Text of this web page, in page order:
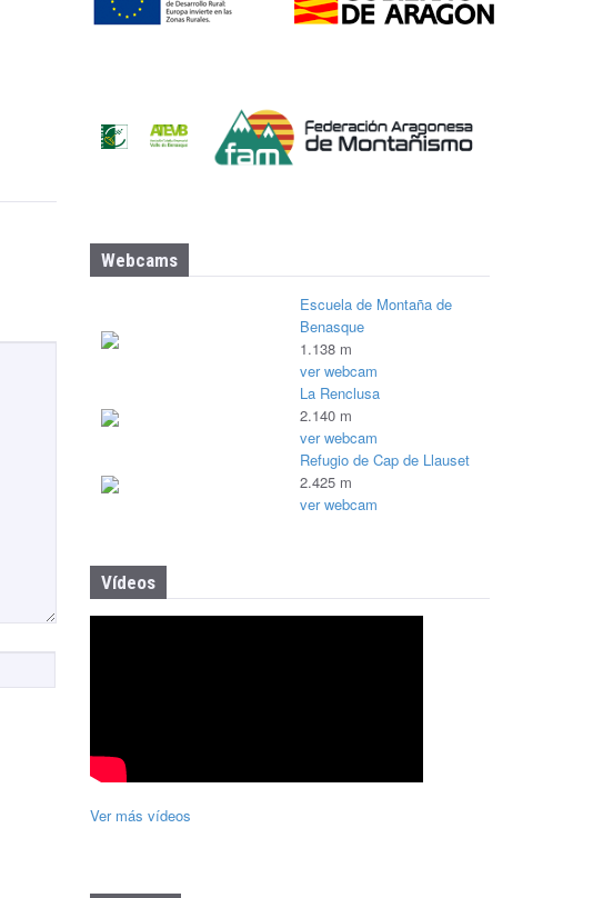
Webcams
Escuela de Montaña de
Benasque
1.138 m
ver webcam
La Renclusa
2.140 m
ver webcam
Refugio de Cap de Llauset
2.425 m
ver webcam
Vídeos
Ver más vídeos